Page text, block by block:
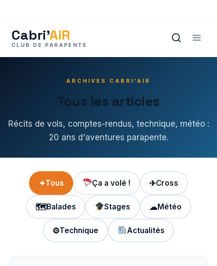
contenu
ARCHIVES CABRI'AIR
Tous les articles
Récits de vols, comptes-rendus, technique, météo :
20 ans d'aventures parapente.
✦Tous Ça a volé ! ✈Cross
🗺Balades Stages ☁Météo
⚙Technique Actualités